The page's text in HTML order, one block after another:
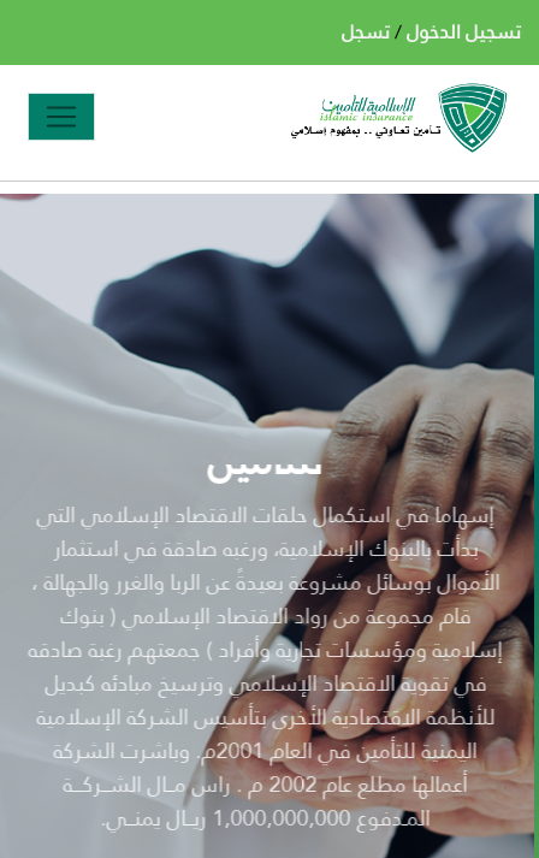
تسجيل الدخول/تسجل
الشركة الإسلامية اليمنية
للتامين
إسهاما في استكمال حلقات الاقتصاد الإسلامي التي
بدأت بالبنوك الإسلامية، ورغبه صادقة في استثمار
الأموال بوسائل مشروعة بعيدةً عن الربا والغرر والجهالة ،
قام مجموعة من رواد الاقتصاد الإسلامي ( بنوك
إسلامية ومؤسسات تجارية وأفراد ) جمعتهم رغبة صادقه
في تقوية الاقتصاد الإسلامي وترسيخ مبادئه كبديل
للأنظمة الاقتصادية الأخرى بتأسيس الشركة الإسلامية
اليمنية للتأمين في العام 2001م. وباشرت الشركة
أعمالها مطلع عام 2002 م . راس مـــال الشـــركــــة
المـدفوع 1,000,000,000 ريـــال يمنـــي.